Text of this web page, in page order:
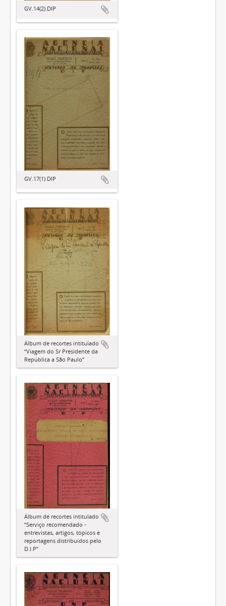
GV.14(2).DIP
GV.17(1).DIP
Álbum de recortes intitulado
“Viagem do Sr Presidente da
República a São Paulo”
Álbum de recortes intitulado
“Serviço recomendado -
entrevistas, artigos, tópicos e
reportagens distribuídos pelo
D.I.P”